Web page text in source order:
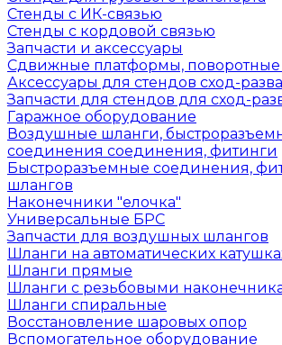
Стенды с ИК-связью
Стенды с кордовой связью
Запчасти и аксессуары
Сдвижные платформы, поворотные
Аксессуары для стендов сход-
Запчасти для стендов для сход-
Гаражное оборудование
Воздушные шланги,
соединения соединения, фитинги
Быстроразъемные соединения,
шлангов
Наконечники "елочка"
Универсальные БРС
Запчасти для воздушных шлангов
Шланги на автоматических
Шланги прямые
Шланги с резьбовыми
Шланги спиральные
Восстановление шаровых опор
Вспомогательное оборудование